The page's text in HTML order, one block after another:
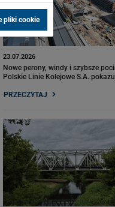
23.07.2026
Nowe perony, windy i szybsze
Polskie Linie Kolejowe S.A.
PRZECZYTAJ
pliki cookie